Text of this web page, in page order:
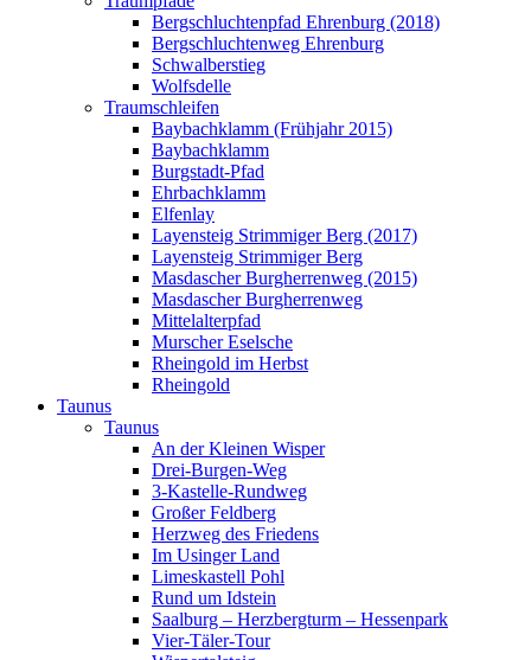
Bergschluchtenpfad Ehrenburg (2018)
Bergschluchtenweg Ehrenburg
Schwalberstieg
Wolfsdelle
Traumschleifen
Baybachklamm (Frühjahr 2015)
Baybachklamm
Burgstadt-Pfad
Ehrbachklamm
Elfenlay
Layensteig Strimmiger Berg (2017)
Layensteig Strimmiger Berg
Masdascher Burgherrenweg (2015)
Masdascher Burgherrenweg
Mittelalterpfad
Murscher Eselsche
Rheingold im Herbst
Rheingold
Taunus
Taunus
An der Kleinen Wisper
Drei-Burgen-Weg
3-Kastelle-Rundweg
Großer Feldberg
Herzweg des Friedens
Im Usinger Land
Limeskastell Pohl
Rund um Idstein
Saalburg – Herzbergturm – Hessenpark
Vier-Täler-Tour